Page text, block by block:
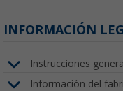
INFORMACIÓN
Instrucciones
Información del